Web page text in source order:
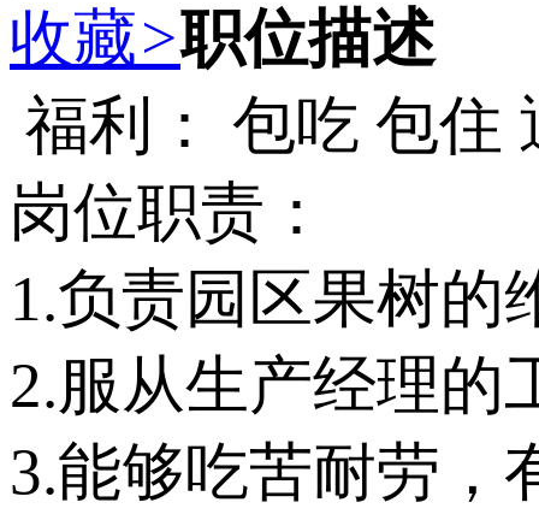
收藏>职位描述
福利： 包吃 包住
岗位职责：
1.负责园区果树的
2.服从生产经理的
3.能够吃苦耐劳，